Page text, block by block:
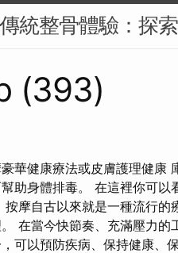
統整骨體驗：探
(393)
華健康療法或皮膚護理健
助身體排毒。 在這裡你可
按摩自古以來就是一種流行
在當今快節奏、充滿壓力的
可以預防疾病、保持健康、